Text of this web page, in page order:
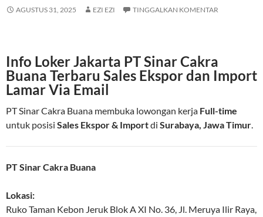
AGUSTUS 31, 2025 EZI EZI TINGGALKAN KOMENTAR
Info Loker Jakarta PT Sinar Cakra
Buana Terbaru Sales Ekspor dan Import
Lamar Via Email
PT Sinar Cakra Buana membuka lowongan kerja Full-time
untuk posisi Sales Ekspor & Importdi Surabaya, Jawa Timur.
PT Sinar Cakra Buana
Lokasi:
Ruko Taman Kebon Jeruk Blok A XI No. 36, Jl. Meruya Ilir Raya,